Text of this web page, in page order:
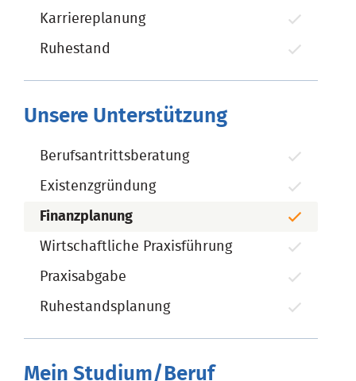
Karriereplanung
Ruhestand
Unsere Unterstützung
Berufsantrittsberatung
Existenzgründung
Finanzplanung
Wirtschaftliche Praxisführung
Praxisabgabe
Ruhestandsplanung
Mein Studium/Beruf